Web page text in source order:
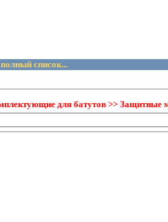
список...
для батутов >> Защитные